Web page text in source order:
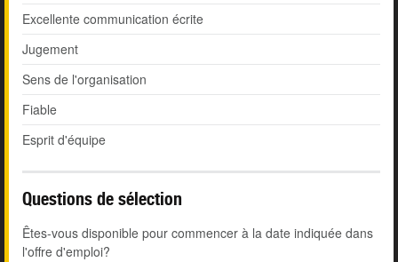
Excellente communication écrite
Jugement
Sens de l'organisation
Fiable
Esprit d'équipe
Questions de sélection
Êtes-vous disponible pour commencer à la date indiquée dans
l'offre d'emploi?